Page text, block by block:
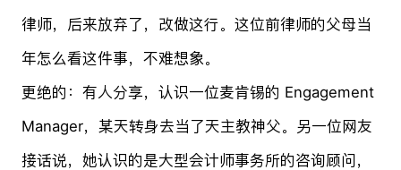
律师，后来放弃了，改做这行。这位前律师的父母当
年怎么看这件事，不难想象。
更绝的：有人分享，认识一位麦肯锡的 Engagement
Manager，某天转身去当了天主教神父。另一位网友
接话说，她认识的是大型会计师事务所的咨询顾问，